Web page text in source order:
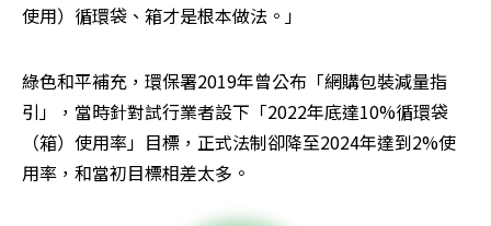
使用）循環袋、箱才是根本做法。」
綠色和平補充，環保署2019年曾公布「網購包裝減量指
引」，當時針對試行業者設下「2022年底達10%循環袋
（箱）使用率」目標，正式法制卻降至2024年達到2%使
用率，和當初目標相差太多。